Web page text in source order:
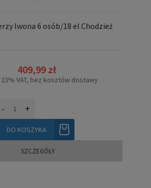
Iwona 6 osób/18 el Chodzież
409,99 zł
VAT, bez kosztów dostawy
- +
DO KOSZYKA
SZCZEGÓŁY